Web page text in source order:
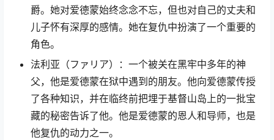
爵。她对爱德蒙始终念念不忘，但也对自己的丈夫和
儿子怀有深厚的感情。她在复仇中扮演了一个重要的
角色。
法利亚（ファリア）：一个被关在黑牢中多年的神
父，他是爱德蒙在狱中遇到的朋友。他向爱德蒙传授
了各种知识，并在临终前把埋于基督山岛上的一批宝
藏的秘密告诉了他。他是爱德蒙的恩人和导师，也是
他复仇的动力之一。